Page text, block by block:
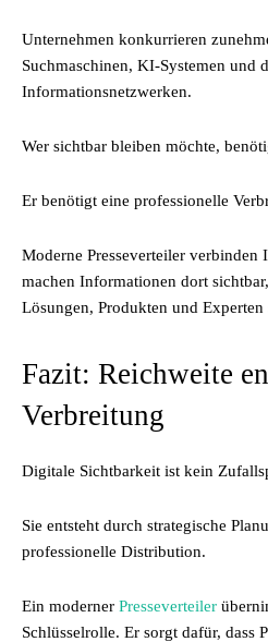
Unternehmen konkurrieren
Suchmaschinen, KI-Systemen und
Informationsnetzwerken.
Wer sichtbar bleiben möchte,
Er benötigt eine professionelle
Moderne Presseverteiler verbinden
machen Informationen dort
Lösungen, Produkten und Experten
Fazit: Reichweite
Verbreitung
Digitale Sichtbarkeit ist kein
Sie entsteht durch strategische
professionelle Distribution.
Ein moderner Presseverteiler
Schlüsselrolle. Er sorgt dafür, dass